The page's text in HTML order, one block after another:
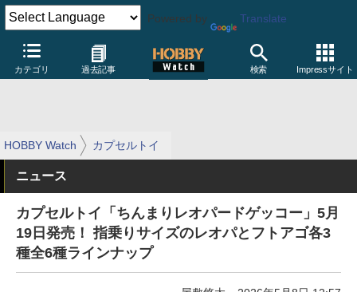
Powered by Translate
カテゴリ 過去記事 検索 Impressサイト
HOBBY Watch カプセルトイ
ニュース
カプセルトイ「ちんまりレオパードゲッコー」5月
19日発売！ 指乗りサイズのレオパとフトアゴ各3
種全6種ラインナップ